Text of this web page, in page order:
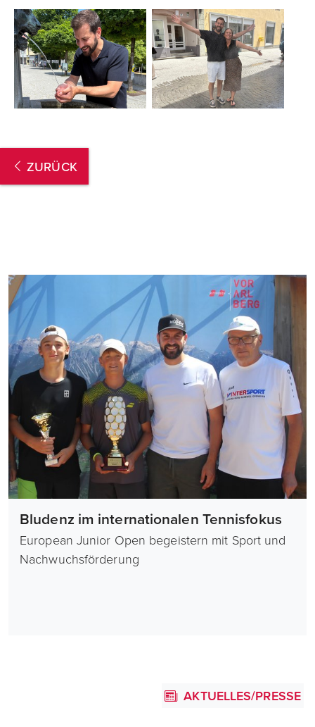
ZURÜCK
Bludenz im internationalen Tennisfokus
European Junior Open begeistern mit Sport und
Nachwuchsförderung
AKTUELLES/PRESSE